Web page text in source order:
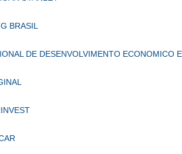
BRASIL
DE DESENVOLVIMENTO ECONOMICO E